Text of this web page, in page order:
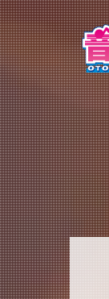
コ
ン
テ
ン
ツ
へ
ス
キ
ッ
プ